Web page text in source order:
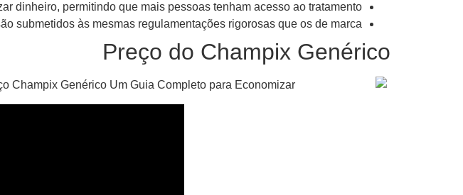
dinheiro, permitindo que mais pessoas tenham acesso ao tratamento.
submetidos às mesmas regulamentações rigorosas que os de marca.
Preço do Champix Genérico